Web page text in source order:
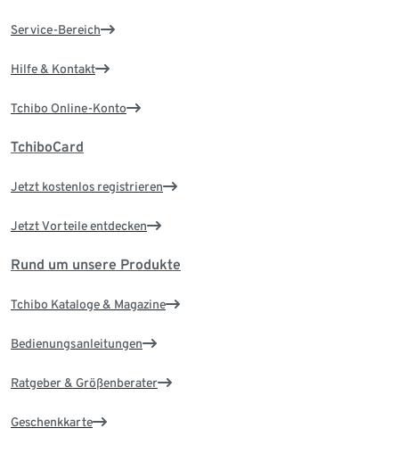
Service-Bereich
Hilfe & Kontakt
Tchibo Online-Konto
TchiboCard
Jetzt kostenlos registrieren
Jetzt Vorteile entdecken
Rund um unsere Produkte
Tchibo Kataloge & Magazine
Bedienungsanleitungen
Ratgeber & Größenberater
Geschenkkarte